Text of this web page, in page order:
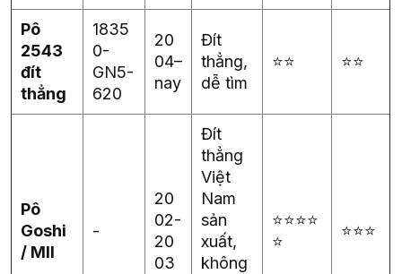
Pô
2543
đít
thẳng
1835
0-
GN5-
620
20
04–
nay
Đít
thẳng,
dễ tìm
⭐⭐ ⭐⭐
Pô
Goshi
/ MII
-
20
02-
20
03
Đít
thẳng
Việt
Nam
sản
xuất,
không
⭐⭐⭐⭐
⭐
⭐⭐⭐